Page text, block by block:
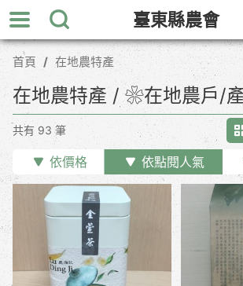
跳
到
主
內
臺東縣農會
首頁 在地農特產
在地農特產 / ❀在地農戶/
共有 93 筆
依價格 依點閱人氣